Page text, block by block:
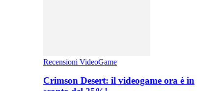
Recensioni VideoGame
Crimson Desert: il videogame ora è in